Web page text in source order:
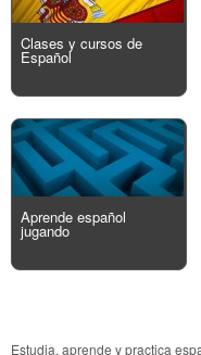
Clases y cursos de
Español
Aprende español
jugando
Estudia, aprende y practica